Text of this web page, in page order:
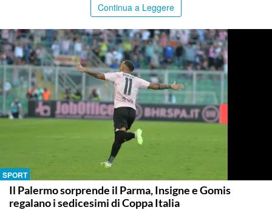
Continua a Leggere
SPORT
Il Palermo sorprende il Parma, Insigne e Gomis
regalano i sedicesimi di Coppa Italia